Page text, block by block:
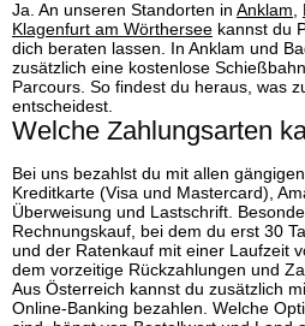
Ja. An unseren Standorten in Anklam,
Klagenfurt am Wörthersee kannst du
dich beraten lassen. In Anklam und
zusätzlich eine kostenlose
Parcours. So findest du heraus, was
entscheidest.
Welche Zahlungsarten
Bei uns bezahlst du mit allen
Kreditkarte (Visa und Mastercard),
Überweisung und Lastschrift.
Rechnungskauf, bei dem du erst 30
und der Ratenkauf mit einer Laufzeit
dem vorzeitige Rückzahlungen und
Aus Österreich kannst du zusätzlich
Online-Banking bezahlen. Welche